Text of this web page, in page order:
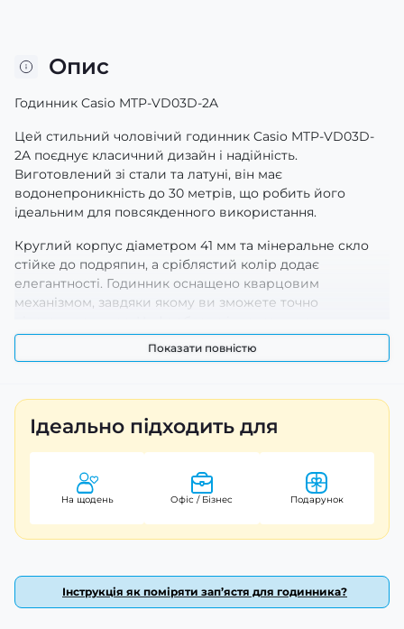
Опис
Годинник Casio MTP-VD03D-2A
Цей стильний чоловічий годинник Casio MTP-VD03D-
2A поєднує класичний дизайн і надійність.
Виготовлений зі стали та латуні, він має
водонепроникність до 30 метрів, що робить його
ідеальним для повсякденного використання.
Круглий корпус діаметром 41 мм та мінеральне скло
стійке до подряпин, а сріблястий колір додає
елегантності. Годинник оснащено кварцовим
механізмом, завдяки якому ви зможете точно
люмінесцентним підсвічуванням забезпечує зручність в
рахунку часу навіть у темряві.
підтверджує високу якість продукції. З вагою всього
106 грамів та довжиною ремінця 26 мм, цей аксесуар
стане відмінним доповненням до будь-якого стилю
одягу. Casio - це бренд, якому можна довіряти, адже
їхня продукція виготовляється в Японії.
Показати повністю
Ідеально підходить для
На щодень Офіс / Бізнес Подарунок
Інструкція як поміряти зап’ястя для годинника?